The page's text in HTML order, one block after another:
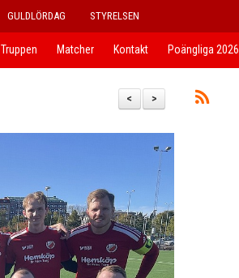
GULDLÖRDAG STYRELSEN
Truppen Matcher Kontakt Poängliga 2026
>
<